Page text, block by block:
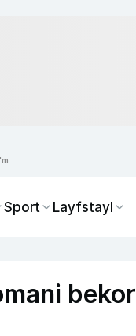
Sport Layfstayl
bekor